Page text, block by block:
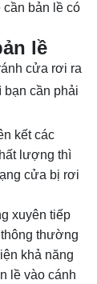
bản lề có
lề
cửa rơi ra
bạn cần phải
kết các
lượng thì
cửa bị rơi
xuyên tiếp
thường
khả năng
lề vào cánh